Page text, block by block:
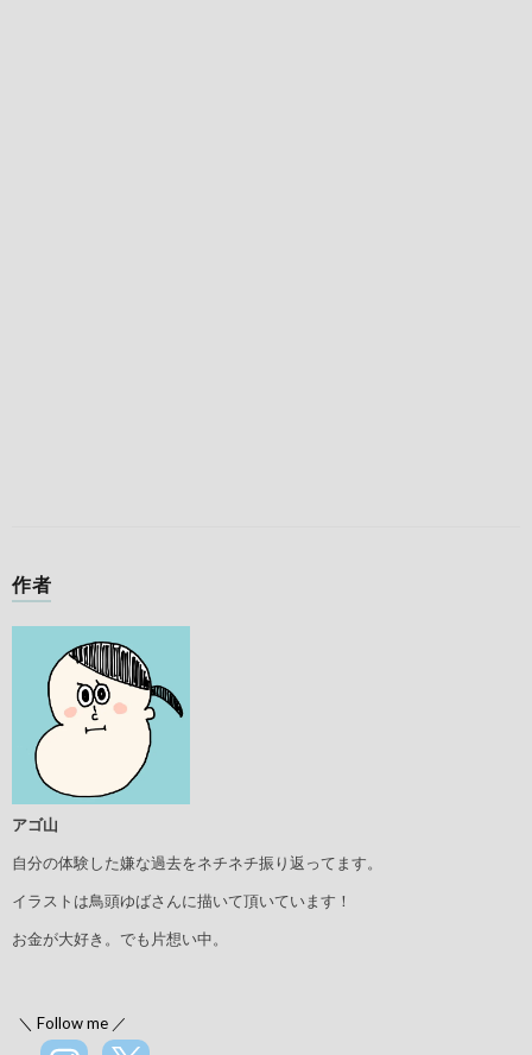
作者
アゴ山
自分の体験した嫌な過去をネチネチ振り返ってます。
イラストは鳥頭ゆばさんに描いて頂いています！
お金が大好き。でも片想い中。
＼ Follow me ／